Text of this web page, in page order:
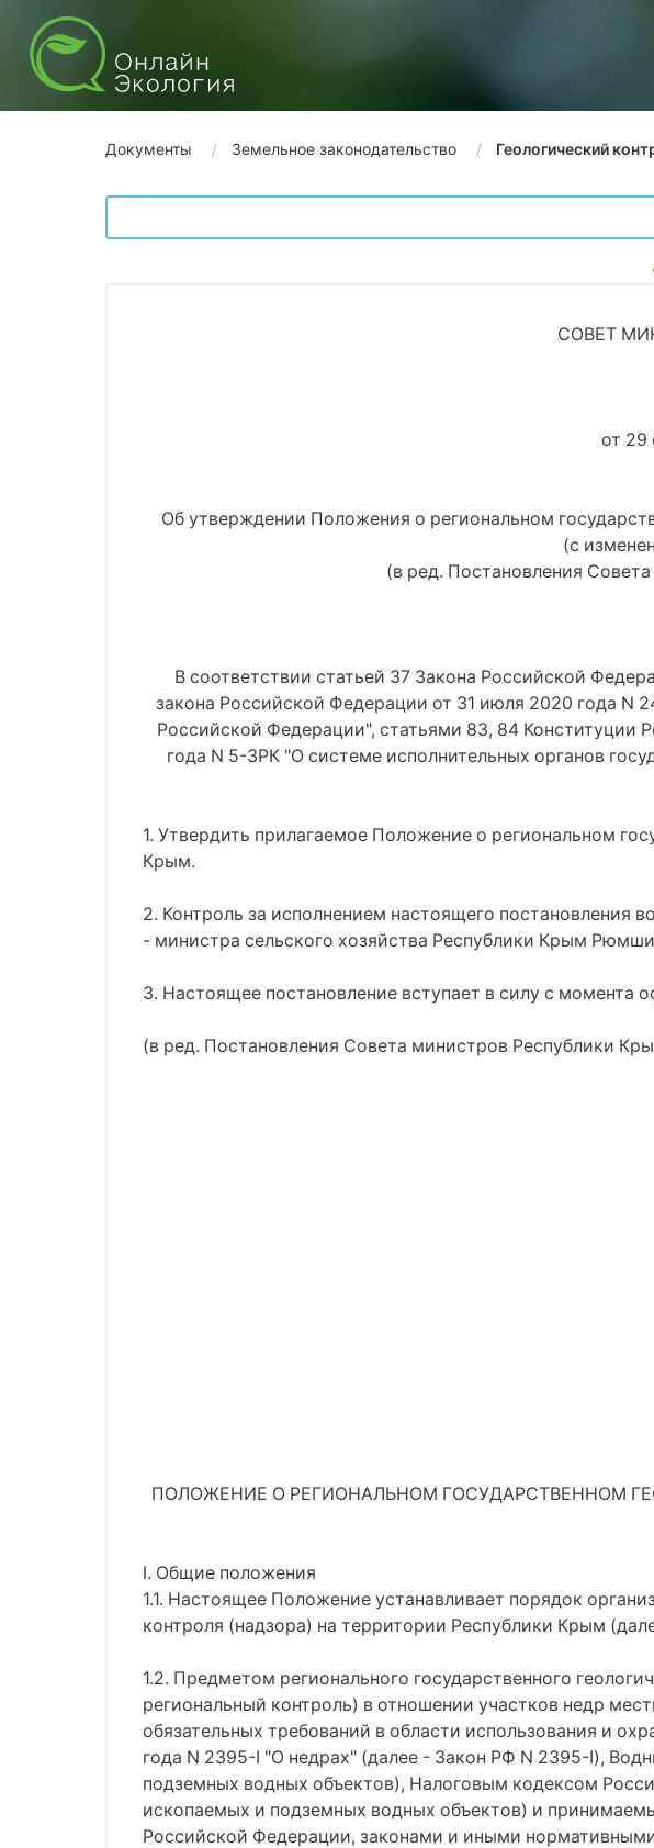
Документы Земельное законодательство Геологический
СОВЕТ
от 29
Об утверждении Положения о региональном
(с
(в ред. Постановления
В соответствии статьей 37 Закона Российской
закона Российской Федерации от 31 июля 2020 года N
Российской Федерации", статьями 83, 84 Конституции
года N 5-ЗРК "О системе исполнительных органов
1. Утвердить прилагаемое Положение о региональном
Крым.
2. Контроль за исполнением настоящего постановления
- министра сельского хозяйства Республики Крым
3. Настоящее постановление вступает в силу с момента
(в ред. Постановления Совета министров Республики
ПОЛОЖЕНИЕ О РЕГИОНАЛЬНОМ ГОСУДАРСТВЕННОМ
I. Общие положения
1.1. Настоящее Положение устанавливает порядок
контроля (надзора) на территории Республики Крым
1.2. Предметом регионального государственного
региональный контроль) в отношении участков недр
обязательных требований в области использования и
года N 2395-I "О недрах" (далее - Закон РФ N 2395-I),
подземных водных объектов), Налоговым кодексом
ископаемых и подземных водных объектов) и
Российской Федерации, законами и иными